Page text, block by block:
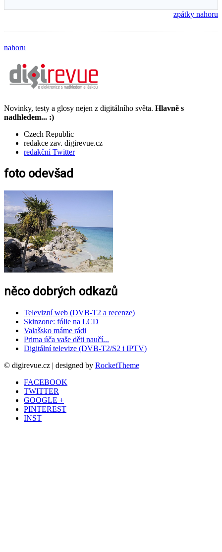
zpátky nahoru
nahoru
Novinky, testy a glosy nejen z digitálního světa. Hlavně s
nadhledem... :)
Czech Republic
redakce zav. digirevue.cz
redakční Twitter
foto odevšad
něco dobrých odkazů
Televizní web (DVB-T2 a recenze)
Skinzone: fólie na LCD
Valašsko máme rádi
Prima úča vaše děti naučí...
Digitální televize (DVB-T2/S2 i IPTV)
© digirevue.cz | designed by RocketTheme
FACEBOOK
TWITTER
GOOGLE +
PINTEREST
INST